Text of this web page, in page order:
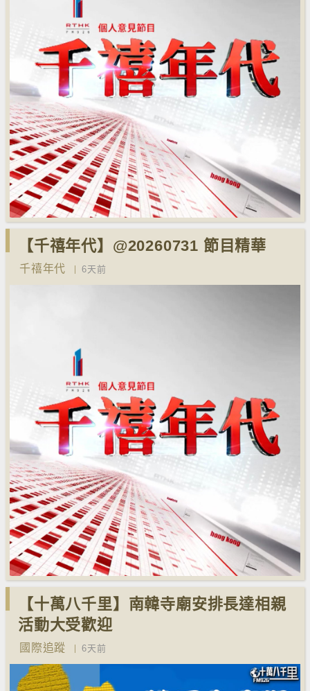
【千禧年代】@20260731 節目精華
千禧年代 6天前
【十萬八千里】南韓寺廟安排長達相親
活動大受歡迎
國際追蹤 6天前